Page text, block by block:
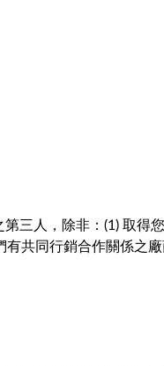
三人，除非：(1) 取得
共同行銷合作關係之